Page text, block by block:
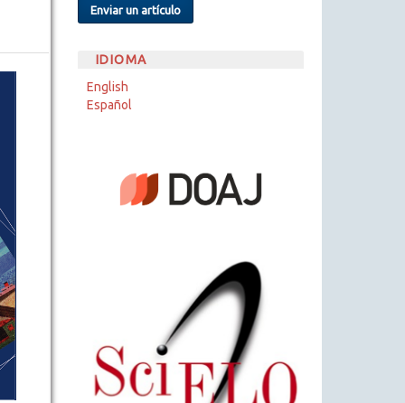
Enviar un artículo
IDIOMA
English
Español